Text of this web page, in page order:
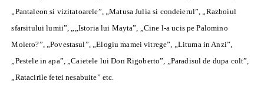
„Pantaleon si vizitatoarele”, „Matusa Julia si condeierul”, „Razboiul
sfarsitului lumii”, „„Istoria lui Mayta”, „Cine l-a ucis pe Palomino
Molero?”, „Povestasul”, „Elogiu mamei vitrege”, „Lituma in Anzi”,
„Pestele in apa”, „Caietele lui Don Rigoberto”, „Paradisul de dupa colt”,
„Ratacirile fetei nesabuite” etc.